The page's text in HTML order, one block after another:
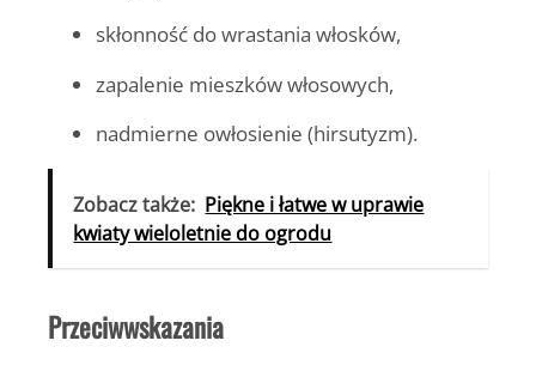
skłonność do wrastania włosków,
zapalenie mieszków włosowych,
nadmierne owłosienie (hirsutyzm).
Zobacz także: Piękne i łatwe w uprawie
kwiaty wieloletnie do ogrodu
Przeciwwskazania